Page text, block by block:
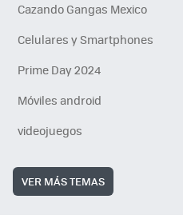
Cazando Gangas Mexico
Celulares y Smartphones
Prime Day 2024
Móviles android
videojuegos
VER MÁS TEMAS